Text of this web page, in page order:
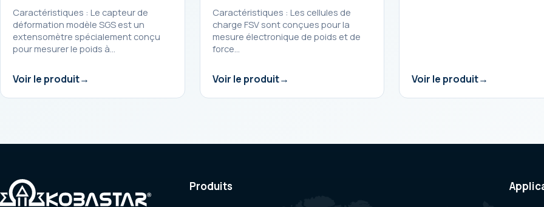
Caractéristiques : Le capteur de
déformation modèle SGS est un
extensomètre spécialement conçu
pour mesurer le poids à…
Voir le produit
Caractéristiques : Les cellules de
charge FSV sont conçues pour la
mesure électronique de poids et de
force…
Voir le produit Voir le produit
Produits